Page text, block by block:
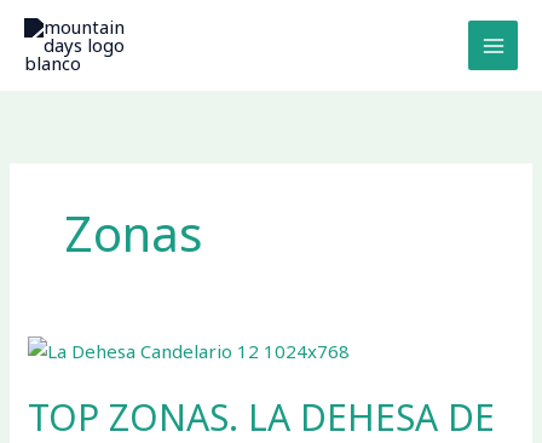
contenido
Zonas
TOP ZONAS. LA DEHESA DE
TOP
LA